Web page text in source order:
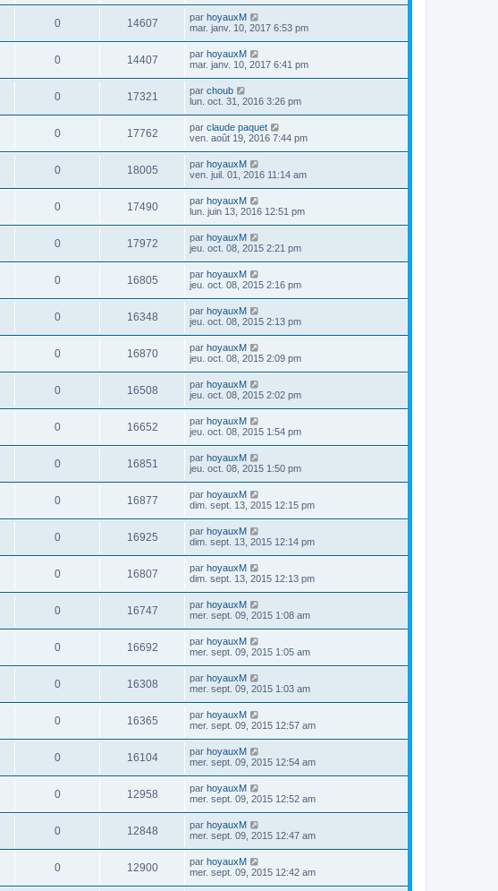
0 14607 par hoyauxM
mar. janv. 10, 2017 6:53 pm
0 14407 par hoyauxM
mar. janv. 10, 2017 6:41 pm
0 17321 par choub
lun. oct. 31, 2016 3:26 pm
0 17762 par claude paquet
ven. août 19, 2016 7:44 pm
0 18005 par hoyauxM
ven. juil. 01, 2016 11:14 am
0 17490 par hoyauxM
lun. juin 13, 2016 12:51 pm
0 17972 par hoyauxM
jeu. oct. 08, 2015 2:21 pm
0 16805 par hoyauxM
jeu. oct. 08, 2015 2:16 pm
0 16348 par hoyauxM
jeu. oct. 08, 2015 2:13 pm
0 16870 par hoyauxM
jeu. oct. 08, 2015 2:09 pm
0 16508 par hoyauxM
jeu. oct. 08, 2015 2:02 pm
0 16652 par hoyauxM
jeu. oct. 08, 2015 1:54 pm
0 16851 par hoyauxM
jeu. oct. 08, 2015 1:50 pm
0 16877 par hoyauxM
dim. sept. 13, 2015 12:15 pm
0 16925 par hoyauxM
dim. sept. 13, 2015 12:14 pm
0 16807 par hoyauxM
dim. sept. 13, 2015 12:13 pm
0 16747 par hoyauxM
mer. sept. 09, 2015 1:08 am
0 16692 par hoyauxM
mer. sept. 09, 2015 1:05 am
0 16308 par hoyauxM
mer. sept. 09, 2015 1:03 am
0 16365 par hoyauxM
mer. sept. 09, 2015 12:57 am
0 16104 par hoyauxM
mer. sept. 09, 2015 12:54 am
0 12958 par hoyauxM
mer. sept. 09, 2015 12:52 am
0 12848 par hoyauxM
mer. sept. 09, 2015 12:47 am
0 12900 par hoyauxM
mer. sept. 09, 2015 12:42 am